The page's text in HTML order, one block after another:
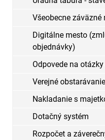
Všeobecne záväzné
Digitálne mesto
objednávky)
Odpovede na
Verejné obstarávanie
Nakladanie s
Dotačný systém
Rozpočet a